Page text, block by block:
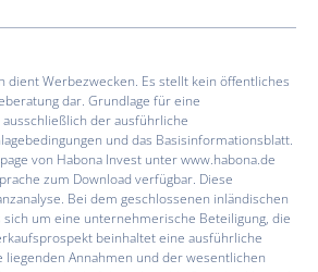
dient Werbezwecken. Es stellt kein öffentliches
dar. Grundlage für eine
der ausführliche
und das Basisinformationsblatt.
von Habona Invest unter www.habona.de
zum Download verfügbar. Diese
Bei dem geschlossenen inländischen
sich um eine unternehmerische Beteiligung, die
beinhaltet eine ausführliche
liegenden Annahmen und der wesentlichen